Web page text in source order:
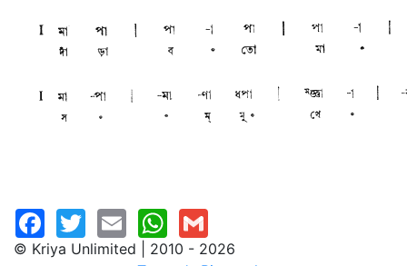
© Kriya Unlimited | 2010 - 2026